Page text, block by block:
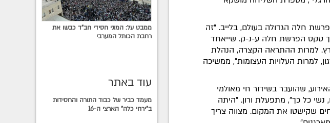
חלה הגדולה בעולם, בלייב. "זה
טקס הפרשת חלה ע-נ-ק. שייאחד
למרות ההתראה הקצרה, הנהלת
למרות העלויות העצומות", ממשיכה
שהועבר בשידור חי מאולמי
נשי כל כך", מתפעלת ורון. "היתה
שקישטו את המקום. מצווה צריך
ממבט על: המוני חסידי חב"ד כבשו את
רחבת הכותל המערבי
עוד באתר
מעמד כביר של כבוד התורה והחסידות
ב"ירחי כלה" הארצי ה-16